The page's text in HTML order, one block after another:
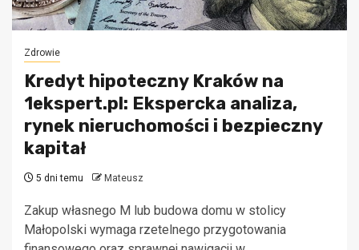
Zdrowie
Kredyt hipoteczny Kraków na
1ekspert.pl: Ekspercka analiza,
rynek nieruchomości i bezpieczny
kapitał
5 dni temu Mateusz
Zakup własnego M lub budowa domu w stolicy
Małopolski wymaga rzetelnego przygotowania